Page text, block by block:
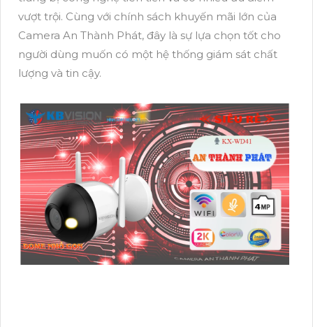
vượt trội. Cùng với chính sách khuyến mãi lớn của
Camera An Thành Phát, đây là sự lựa chọn tốt cho
người dùng muốn có một hệ thống giám sát chất
lượng và tin cậy.